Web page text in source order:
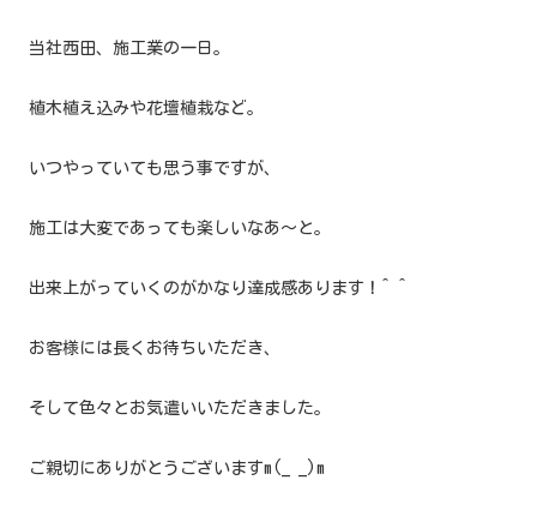
当社西田、施工業の一日。
植木植え込みや花壇植栽など。
いつやっていても思う事ですが、
施工は大変であっても楽しいなあ〜と。
出来上がっていくのがかなり達成感あります！^ ^
お客様には長くお待ちいただき、
そして色々とお気遣いいただきました。
ご親切にありがとうございますm(_ _)m